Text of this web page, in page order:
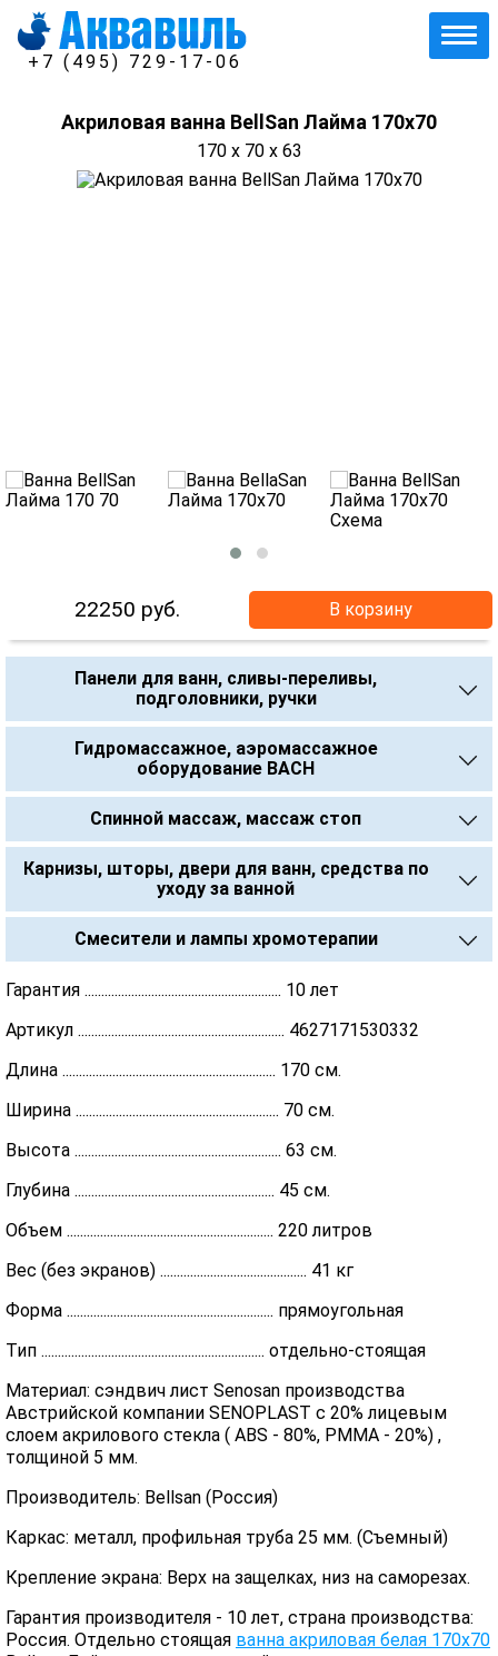
+7 (495) 729-17-06
Акриловая ванна BellSan Лайма 170х70
170 x 70 x 63
22250 руб. В корзину
Панели для ванн, сливы-переливы,
подголовники, ручки
Гидромассажное, аэромассажное
оборудование BACH
Спинной массаж, массаж стоп
Карнизы, шторы, двери для ванн, средства по
уходу за ванной
Смесители и лампы хромотерапии
Гарантия ........................................................... 10 лет
Артикул .............................................................. 4627171530332
Длина ................................................................ 170 см.
Ширина ............................................................. 70 см.
Высота .............................................................. 63 см.
Глубина ............................................................ 45 см.
Объем .............................................................. 220 литров
Вес (без экранов) ............................................ 41 кг
Форма .............................................................. прямоугольная
Тип ................................................................... отдельно-стоящая
Материал: сэндвич лист Senosan производства
Австрийской компании SENOPLAST c 20% лицевым
слоем акрилового стекла ( ABS - 80%, PMMA - 20%) ,
толщиной 5 мм.
Производитель: Bellsan (Россия)
Каркас: металл, профильная труба 25 мм. (Съемный)
Крепление экрана: Верх на защелках, низ на саморезах.
Гарантия производителя - 10 лет, страна производства:
Россия. Отдельно стоящая ванна акриловая белая 170х70